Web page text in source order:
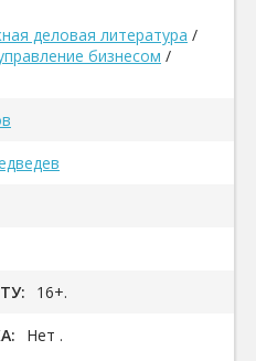
деловая литература /
бизнесом /
16+.
Нет .